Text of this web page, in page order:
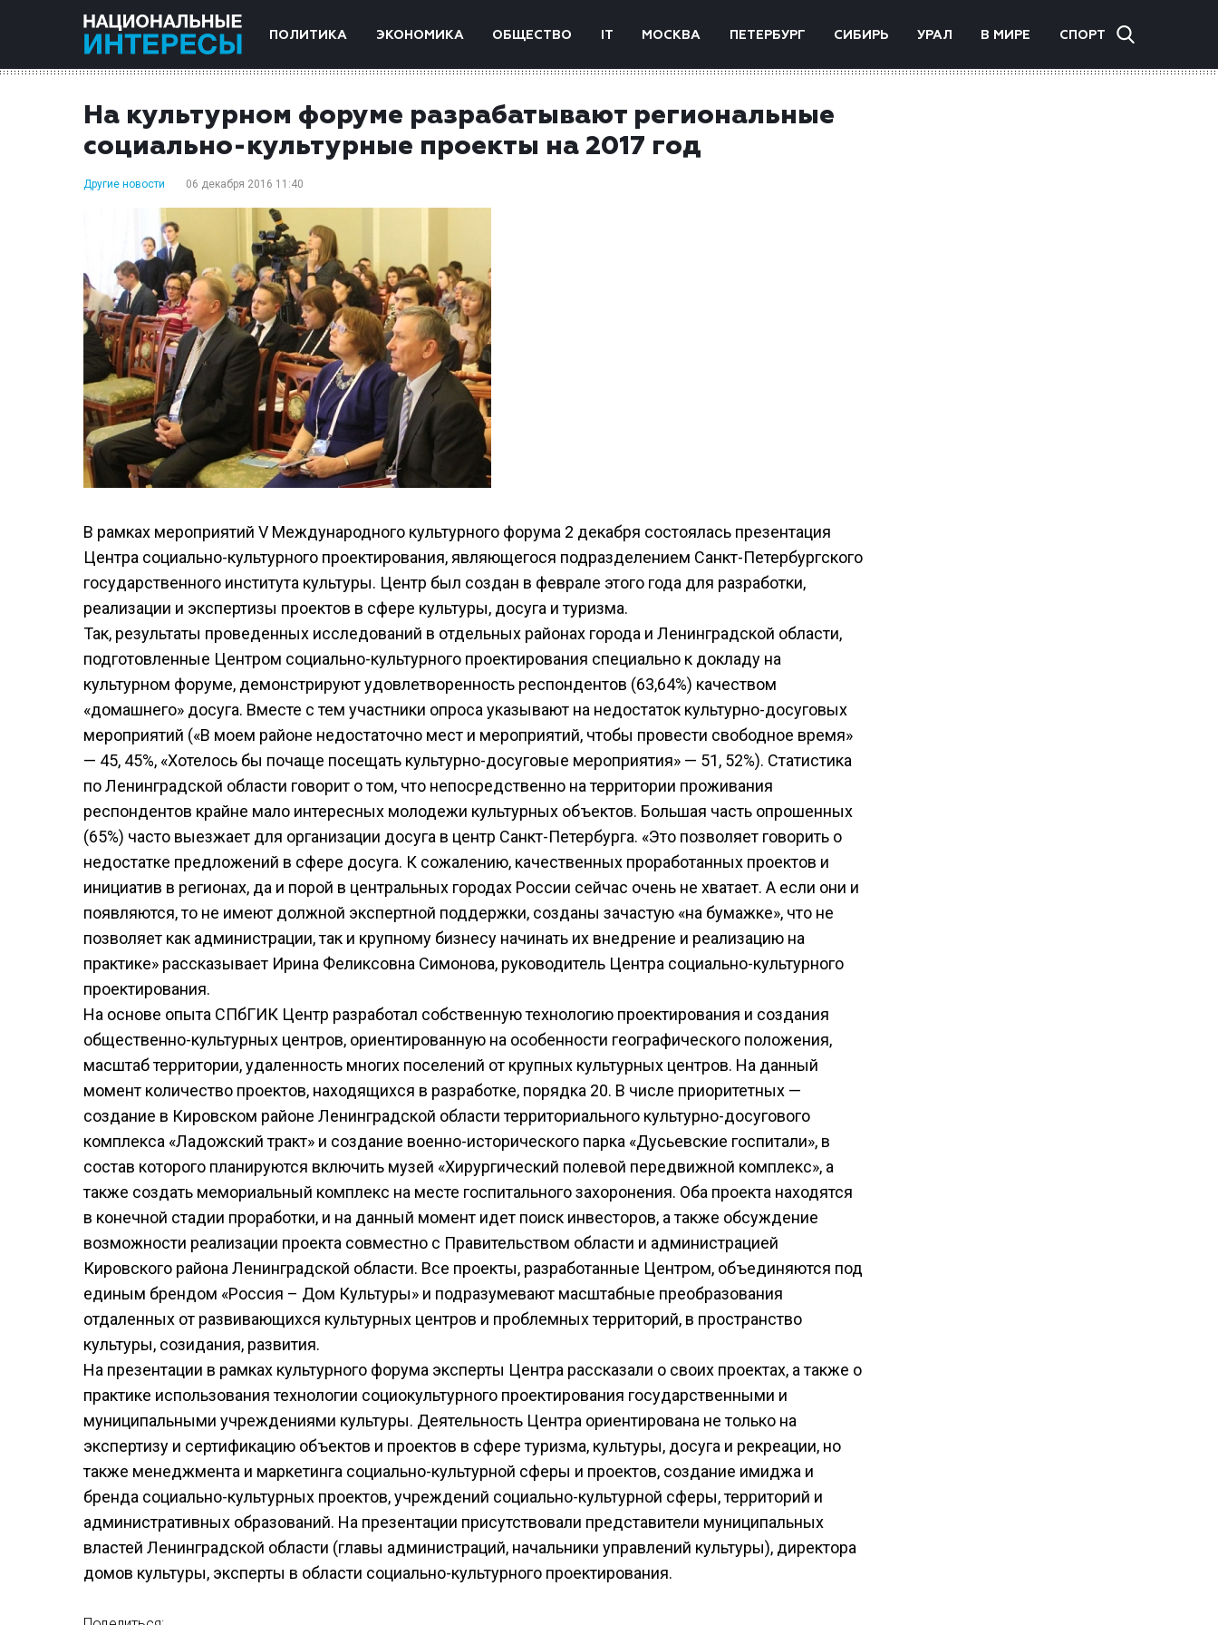
ПОЛИТИКА ЭКОНОМИКА ОБЩЕСТВО IT МОСКВА ПЕТЕРБУРГ СИБИРЬ УРАЛ В МИРЕ СПОРТ
На культурном форуме разрабатывают региональные
социально-культурные проекты на 2017 год
Другие новости 06 декабря 2016 11:40
В рамках мероприятий V Международного культурного форума 2 декабря состоялась презентация
Центра социально-культурного проектирования, являющегося подразделением Санкт-Петербургского
государственного института культуры. Центр был создан в феврале этого года для разработки,
реализации и экспертизы проектов в сфере культуры, досуга и туризма.
Так, результаты проведенных исследований в отдельных районах города и Ленинградской области,
подготовленные Центром социально-культурного проектирования специально к докладу на
культурном форуме, демонстрируют удовлетворенность респондентов (63,64%) качеством
«домашнего» досуга. Вместе с тем участники опроса указывают на недостаток культурно-досуговых
мероприятий («В моем районе недостаточно мест и мероприятий, чтобы провести свободное время»
— 45, 45%, «Хотелось бы почаще посещать культурно-досуговые мероприятия» — 51, 52%). Статистика
по Ленинградской области говорит о том, что непосредственно на территории проживания
респондентов крайне мало интересных молодежи культурных объектов. Большая часть опрошенных
(65%) часто выезжает для организации досуга в центр Санкт-Петербурга. «Это позволяет говорить о
недостатке предложений в сфере досуга. К сожалению, качественных проработанных проектов и
инициатив в регионах, да и порой в центральных городах России сейчас очень не хватает. А если они и
появляются, то не имеют должной экспертной поддержки, созданы зачастую «на бумажке», что не
позволяет как администрации, так и крупному бизнесу начинать их внедрение и реализацию на
практике» рассказывает Ирина Феликсовна Симонова, руководитель Центра социально-культурного
проектирования.
На основе опыта СПбГИК Центр разработал собственную технологию проектирования и создания
общественно-культурных центров, ориентированную на особенности географического положения,
масштаб территории, удаленность многих поселений от крупных культурных центров. На данный
момент количество проектов, находящихся в разработке, порядка 20. В числе приоритетных —
создание в Кировском районе Ленинградской области территориального культурно-досугового
комплекса «Ладожский тракт» и создание военно-исторического парка «Дусьевские госпитали», в
состав которого планируются включить музей «Хирургический полевой передвижной комплекс», а
также создать мемориальный комплекс на месте госпитального захоронения. Оба проекта находятся
в конечной стадии проработки, и на данный момент идет поиск инвесторов, а также обсуждение
возможности реализации проекта совместно с Правительством области и администрацией
Кировского района Ленинградской области. Все проекты, разработанные Центром, объединяются под
единым брендом «Россия – Дом Культуры» и подразумевают масштабные преобразования
отдаленных от развивающихся культурных центров и проблемных территорий, в пространство
культуры, созидания, развития.
На презентации в рамках культурного форума эксперты Центра рассказали о своих проектах, а также о
практике использования технологии социокультурного проектирования государственными и
муниципальными учреждениями культуры. Деятельность Центра ориентирована не только на
экспертизу и сертификацию объектов и проектов в сфере туризма, культуры, досуга и рекреации, но
также менеджмента и маркетинга социально-культурной сферы и проектов, создание имиджа и
бренда социально-культурных проектов, учреждений социально-культурной сферы, территорий и
административных образований. На презентации присутствовали представители муниципальных
властей Ленинградской области (главы администраций, начальники управлений культуры), директора
домов культуры, эксперты в области социально-культурного проектирования.